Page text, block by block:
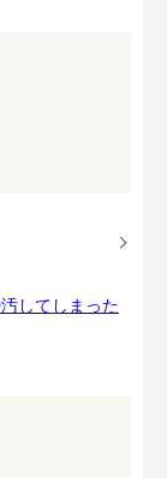
してしまった